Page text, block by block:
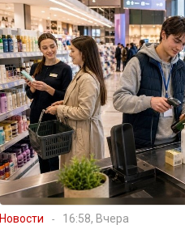
Новости 16:58, Вчера